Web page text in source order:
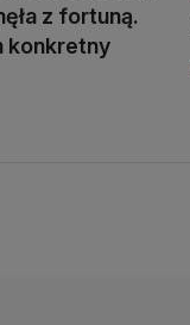
z fortuną.
konkretny